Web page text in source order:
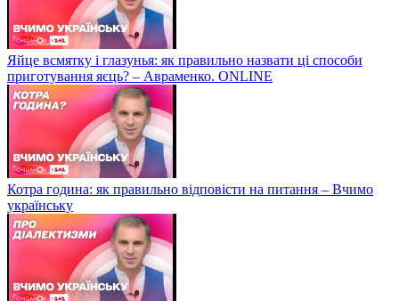
Яйце всмятку і глазунья: як правильно назвати ці способи
приготування яєць? – Авраменко. ONLINE
Котра година: як правильно відповісти на питання – Вчимо
українську